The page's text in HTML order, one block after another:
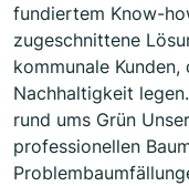
fundiertem Know-
zugeschnittene
kommunale
Nachhaltigkeit
rund ums Grün
professionellen